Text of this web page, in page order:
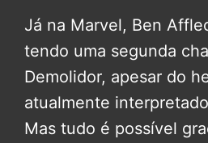
Já na Marvel, Ben
tendo uma segunda
Demolidor, apesar do
atualmente
Mas tudo é possível